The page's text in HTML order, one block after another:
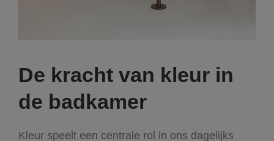
De kracht van kleur in
de badkamer
Kleur speelt een centrale rol in ons dagelijks